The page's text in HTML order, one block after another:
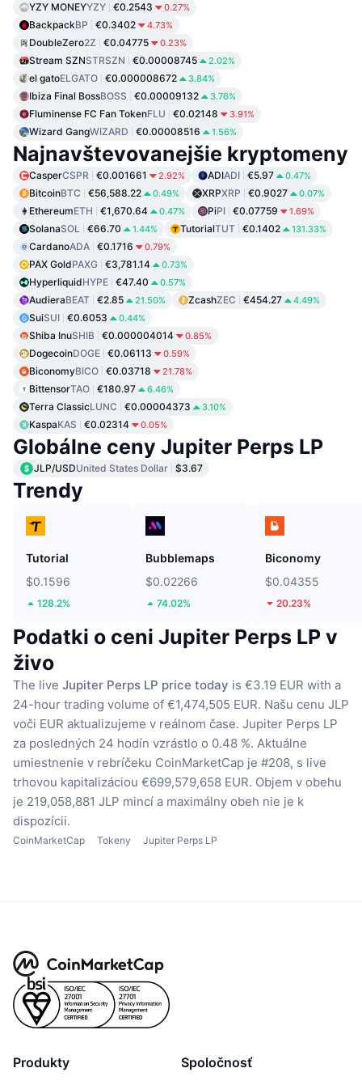
YZY MONEYYZY €0.2543 0.27%
BackpackBP €0.3402 4.73%
DoubleZero2Z €0.04775 0.23%
Stream SZNSTRSZN €0.00008745 2.02%
el gatoELGATO €0.000008672 3.84%
Ibiza Final BossBOSS €0.00009132 3.76%
Fluminense FC Fan TokenFLU €0.02148 3.91%
Wizard GangWIZARD €0.00008516 1.56%
Najnavštevovanejšie kryptomeny
CasperCSPR €0.001661 2.92% ADIADI €5.97 0.47%
BitcoinBTC €56,588.22 0.49% XRPXRP €0.9027 0.07%
EthereumETH €1,670.64 0.47% PiPI €0.07759 1.69%
SolanaSOL €66.70 1.44% TutorialTUT €0.1402 131.33%
CardanoADA €0.1716 0.79%
PAX GoldPAXG €3,781.14 0.73%
HyperliquidHYPE €47.40 0.57%
AudieraBEAT €2.85 21.50% ZcashZEC €454.27 4.49%
SuiSUI €0.6053 0.44%
Shiba InuSHIB €0.000004014 0.85%
DogecoinDOGE €0.06113 0.59%
BiconomyBICO €0.03718 21.78%
BittensorTAO €180.97 6.46%
Terra ClassicLUNC €0.00004373 3.10%
KaspaKAS €0.02314 0.05%
Globálne ceny Jupiter Perps LP
JLP/USDUnited States Dollar $3.67
Trendy
Tutorial
$0.1596
128.2%
Bubblemaps
$0.02266
74.02%
Biconomy
$0.04355
20.23%
Podatki o ceni Jupiter Perps LP v
živo
The live Jupiter Perps LP price today is €3.19 EUR with a
24-hour trading volume of €1,474,505 EUR. Našu cenu JLP
voči EUR aktualizujeme v reálnom čase. Jupiter Perps LP
za posledných 24 hodín vzrástlo o 0.48 %. Aktuálne
umiestnenie v rebríčeku CoinMarketCap je #208, s live
trhovou kapitalizáciou €699,579,658 EUR. Objem v obehu
je 219,058,881 JLP mincí a maximálny obeh nie je k
dispozícii.
CoinMarketCap Tokeny Jupiter Perps LP
Produkty Spoločnosť